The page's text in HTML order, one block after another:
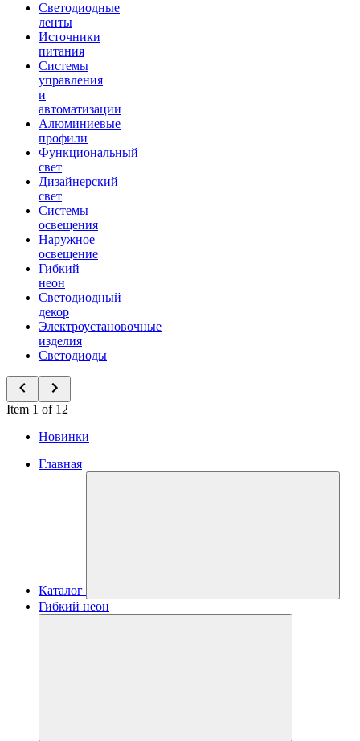
Светодиодные
ленты
Источники
питания
Системы
управления
и
автоматизации
Алюминиевые
профили
Функциональный
свет
Дизайнерский
свет
Системы
освещения
Наружное
освещение
Гибкий
неон
Светодиодный
декор
Электроустановочные
изделия
Светодиоды
Item 1 of 12
Новинки
Главная
Каталог
Гибкий неон